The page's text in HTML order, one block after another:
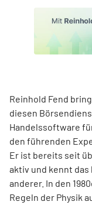
Reinhold Fend
diesen
Handelssoftware
den führenden
Er ist bereits seit
aktiv und kennt
anderer. In den
Regeln der Physik